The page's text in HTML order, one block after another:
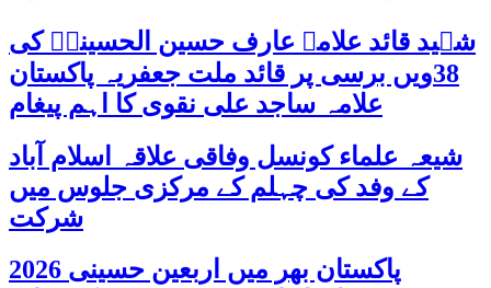
شہید قائد علامہ عارف حسین الحسینیؒ کی
38ویں برسی پر قائد ملت جعفریہ پاکستان
علامہ ساجد علی نقوی کا اہم پیغام
شیعہ علماء کونسل وفاقی علاقہ اسلام آباد
کے وفد کی چہلم کے مرکزی جلوس میں
شرکت
پاکستان بھر میں اربعین حسینی 2026